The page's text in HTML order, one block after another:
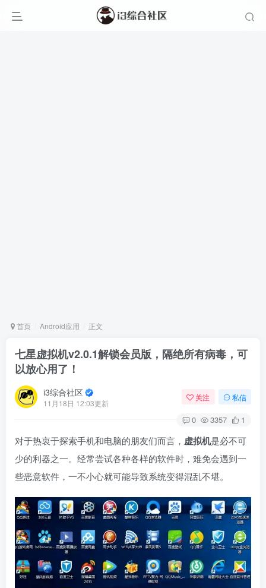
首页 Android应用 正文
七星虚拟机v2.0.1解锁会员版，隔绝所有病毒，可
以放心用了！
i3综合社区
11月18日 12:03更新
关注 私信
0 3357 1
对于热衷于探索手机和电脑的朋友们而言， 虚拟机是必不可
少的利器之一。经常尝试各种各样的软件时，难免会遇到一
些恶意软件，一不小心就可能导致系统变得混乱不堪。